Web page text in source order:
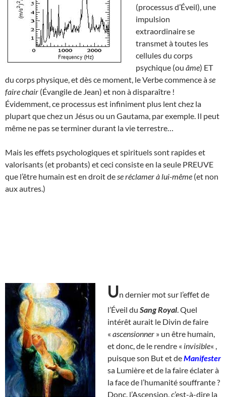
(processus d’Éveil), une
impulsion
extraordinaire se
transmet à toutes les
cellules du corps
psychique (ou âme) ET
du corps physique, et dès ce moment, le Verbe commence à se
faire chair (Évangile de Jean) et non à disparaître !
Évidemment, ce processus est infiniment plus lent chez la
plupart que chez un Jésus ou un Gautama, par exemple. Il peut
même ne pas se terminer durant la vie terrestre…
Mais les effets psychologiques et spirituels sont rapides et
valorisants (et probants) et ceci consiste en la seule PREUVE
que l’être humain est en droit de se réclamer à lui-même (et non
aux autres.)
Un dernier mot sur l’effet de
l’Éveil du Sang Royal . Quel
intérêt aurait le Divin de faire
« ascensionner » un être humain,
et donc, de le rendre « invisible« ,
puisque son But et deManifester
sa Lumière et de la faire éclater à
la face de l’humanité souffrante ?
Donc, l’Ascension, c’est-à-dire la